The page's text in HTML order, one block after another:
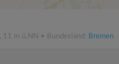
m ü.NN • Bundesland: Bremen